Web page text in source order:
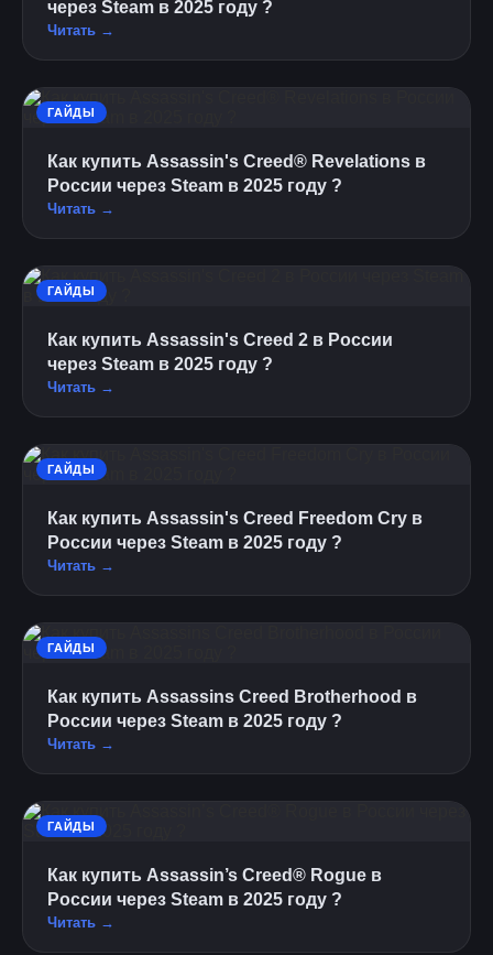
через Steam в 2025 году ?
Читать →
ГАЙДЫ
Как купить Assassin's Creed® Revelations в
России через Steam в 2025 году ?
Читать →
ГАЙДЫ
Как купить Assassin's Creed 2 в России
через Steam в 2025 году ?
Читать →
ГАЙДЫ
Как купить Assassin's Creed Freedom Cry в
России через Steam в 2025 году ?
Читать →
ГАЙДЫ
Как купить Assassins Creed Brotherhood в
России через Steam в 2025 году ?
Читать →
ГАЙДЫ
Как купить Assassin’s Creed® Rogue в
России через Steam в 2025 году ?
Читать →